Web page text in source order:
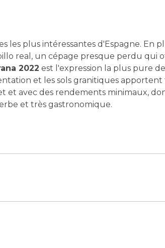
les plus intéressantes d'Espagne. En
real, un cépage presque perdu qui
2022 est l'expression la plus pure
et les sols granitiques
et avec des rendements minimaux,
et très gastronomique.